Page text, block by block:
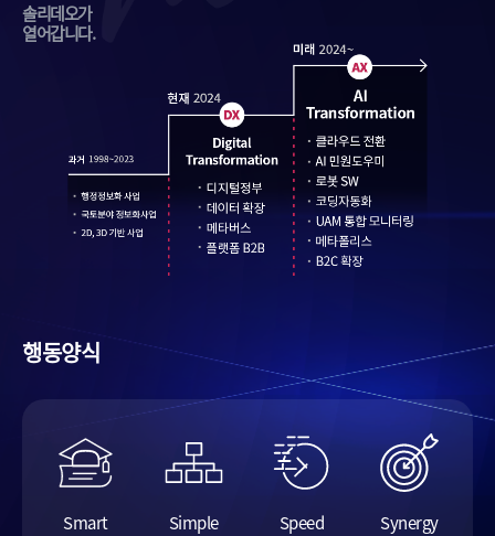
솔리데오가
열어갑니다.
행동양식
Smart Simple Speed Synergy